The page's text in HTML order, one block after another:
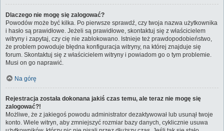
Dlaczego nie mogę się zalogować?
Powodów może być kilka. Po pierwsze sprawdź, czy twoja nazwa użytkownika
i hasło są prawidłowe. Jeżeli są prawidłowe, skontaktuj się z właścicielem
witryny i zapytaj, czy cię nie zablokowano. Istnieje też prawdopodobieństwo,
że problem powoduje błędna konfiguracja witryny, na której znajduje się
forum. Skontaktuj się z właścicielem witryny i powiadom go o tym problemie.
Musi on go naprawić.
Na górę
Rejestracja została dokonana jakiś czas temu, ale teraz nie mogę się
zalogować?!
Możliwe, że z jakiegoś powodu administrator dezaktywował lub usunął twoje
konto. Wiele witryn, aby zmniejszyć rozmiar bazy danych, cyklicznie usuwa